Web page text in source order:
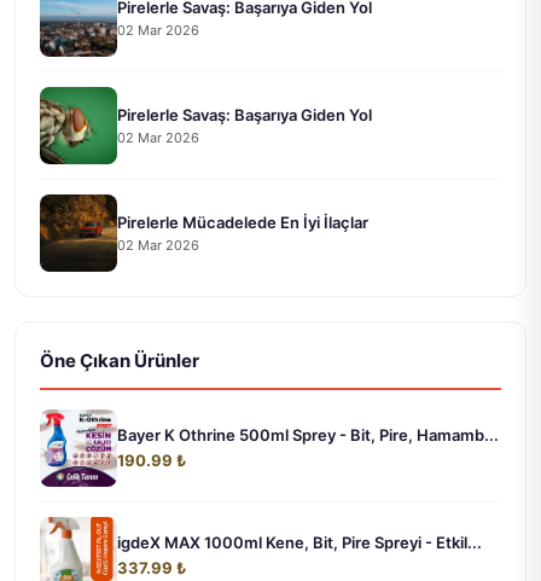
Pirelerle Savaş: Başarıya Giden Yol
02 Mar 2026
Pirelerle Savaş: Başarıya Giden Yol
02 Mar 2026
Pirelerle Mücadelede En İyi İlaçlar
02 Mar 2026
Öne Çıkan Ürünler
Bayer K Othrine 500ml Sprey - Bit, Pire, Hamamb...
190.99 ₺
igdeX MAX 1000ml Kene, Bit, Pire Spreyi - Etkil...
337.99 ₺